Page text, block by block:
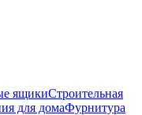
ящикиСтроительная
для домаФурнитура